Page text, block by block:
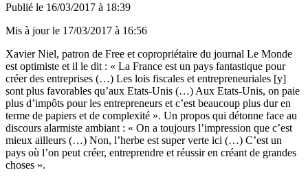
Publié le 16/03/2017 à 18:39
Mis à jour le 17/03/2017 à 16:56
Xavier Niel, patron de Free et copropriétaire du journal Le Monde
est optimiste et il le dit : « La France est un pays fantastique pour
créer des entreprises (…) Les lois fiscales et entrepreneuriales [y]
sont plus favorables qu’aux Etats-Unis (…) Aux Etats-Unis, on paie
plus d’impôts pour les entrepreneurs et c’est beaucoup plus dur en
terme de papiers et de complexité ». Un propos qui détonne face au
discours alarmiste ambiant : « On a toujours l’impression que c’est
mieux ailleurs (…) Non, l’herbe est super verte ici (…) C’est un
pays où l’on peut créer, entreprendre et réussir en créant de grandes
choses ».